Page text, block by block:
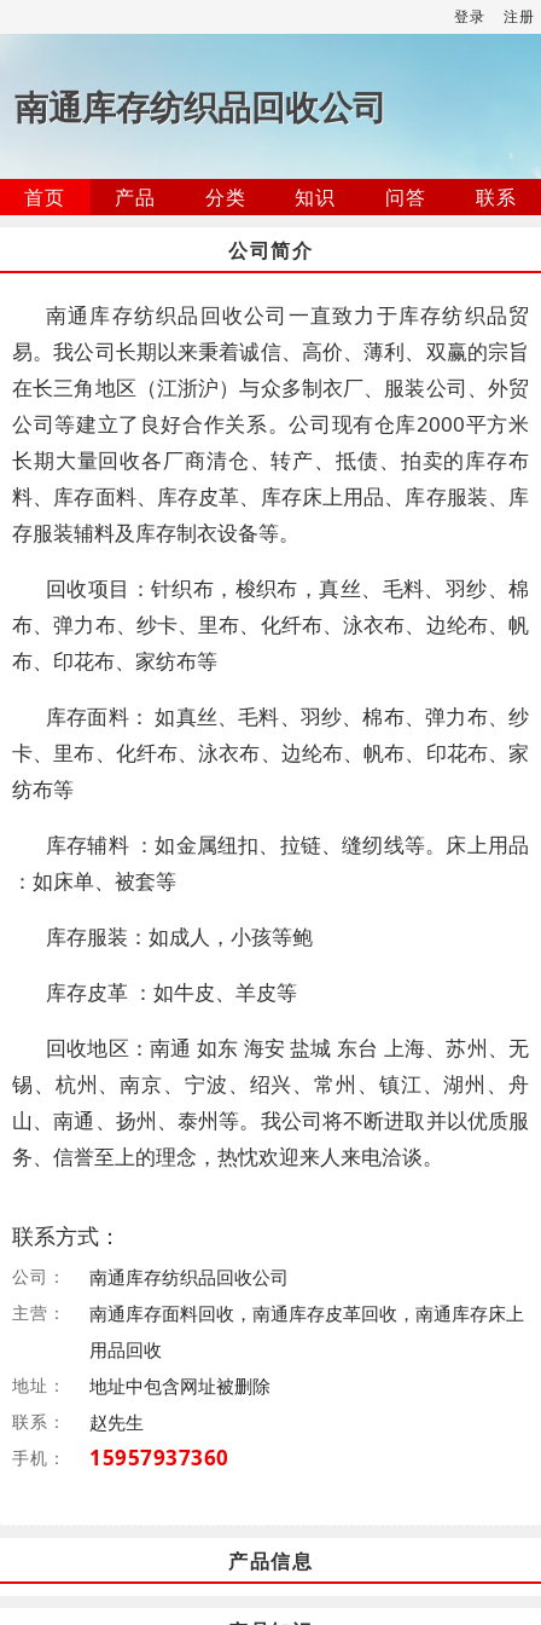
登录 注册
南通库存纺织品回收公司
首页 产品 分类 知识 问答
联系
公司简介
南通库存纺织品回收公司一直致力于库存纺织品贸
易。我公司长期以来秉着诚信、高价、薄利、双赢的宗旨
在长三角地区（江浙沪）与众多制衣厂、服装公司、外贸
公司等建立了良好合作关系。公司现有仓库2000平方米
长期大量回收各厂商清仓、转产、抵债、拍卖的库存布
料、库存面料、库存皮革、库存床上用品、库存服装、库
存服装辅料及库存制衣设备等。
回收项目：针织布，梭织布，真丝、毛料、羽纱、棉
布、弹力布、纱卡、里布、化纤布、泳衣布、边纶布、帆
布、印花布、家纺布等
库存面料： 如真丝、毛料、羽纱、棉布、弹力布、纱
卡、里布、化纤布、泳衣布、边纶布、帆布、印花布、家
纺布等
库存辅料 ：如金属纽扣、拉链、缝纫线等。床上用品
：如床单、被套等
库存服装：如成人，小孩等鲍
库存皮革 ：如牛皮、羊皮等
回收地区：南通 如东 海安 盐城 东台 上海、苏州、无
锡、杭州、南京、宁波、绍兴、常州、镇江、湖州、舟
山、南通、扬州、泰州等。我公司将不断进取并以优质服
务、信誉至上的理念，热忱欢迎来人来电洽谈。
联系方式：
公司： 南通库存纺织品回收公司
主营：
南通库存面料回收，南通库存皮革回收，南通库存床上
用品回收
地址： 地址中包含网址被删除
联系： 赵先生
手机： 15957937360
产品信息